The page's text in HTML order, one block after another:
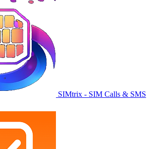
SIMtrix - SIM Calls & SMS